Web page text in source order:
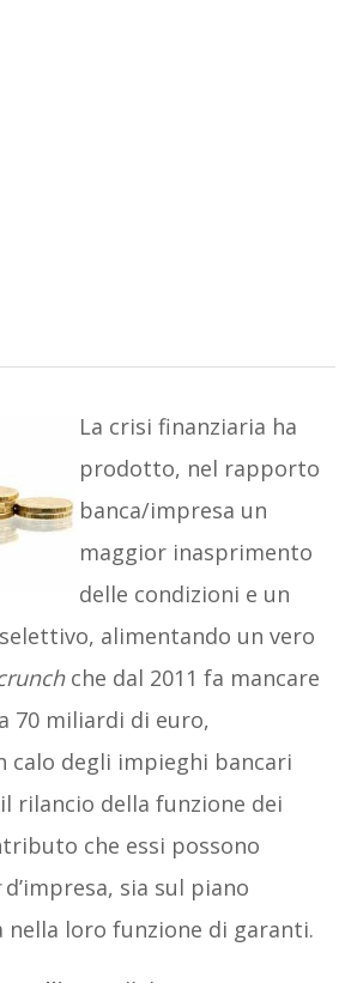
La crisi finanziaria ha
prodotto, nel rapporto
banca/impresa un
maggior inasprimento
delle condizioni e un
alimentando un vero
che dal 2011 fa mancare
70 miliardi di euro,
calo degli impieghi bancari
rilancio della funzione dei
che essi possono
d’impresa, sia sul piano
nella loro funzione di garanti.